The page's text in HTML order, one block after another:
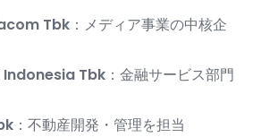
Tbk ：メディア事業の中核企
Indonesia Tbk ：金融サービス部門
：不動産開発・管理を担当